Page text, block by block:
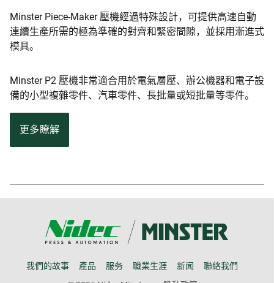
Minster Piece-Maker 壓機經過特殊設計，可提供高速自動
連續生產所需的極為準確的對齊和緊密間隙，並採用漸進式
模具。
Minster P2 壓機非常適合用於電氣層壓、辦公機器和電子設
備的小型複雜零件、汽車零件、長批量或短批量等零件。
更多瞭解
我們的故事 產品 服务 職業生涯 新闻
聯絡我們